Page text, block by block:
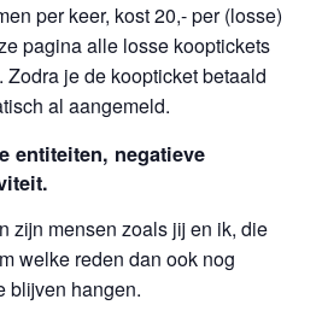
per keer, kost 20,- per (losse)
pagina alle losse kooptickets
Zodra je de koopticket betaald
al aangemeld.
entiteiten, negatieve
zijn mensen zoals jij en ik, die
welke reden dan ook nog
blijven hangen.